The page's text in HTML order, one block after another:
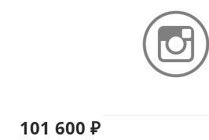
101 600 ₽